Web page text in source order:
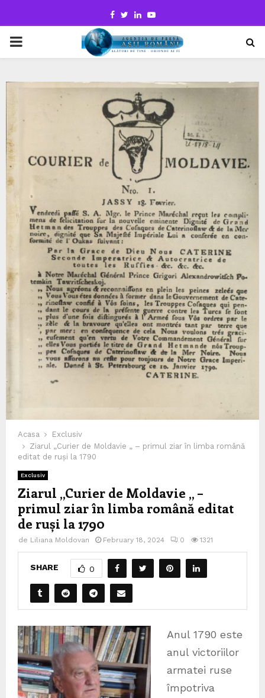
Facebook
TwitterLinkedinYoutube
PRIMARY
Acasa
Exclusiv
Ziarul „Curier de Moldavie „ – primul ziar în limba română
editat de ruși la 1790
Exclusiv
Ziarul „Curier de Moldavie „ –
primul ziar în limba română editat
de ruși la 1790
de Liliana Moldovan February 18, 2024 0 1321
SHARE 0
Anul 1790 este
anul victoriilor
armatei ruse
împotriva